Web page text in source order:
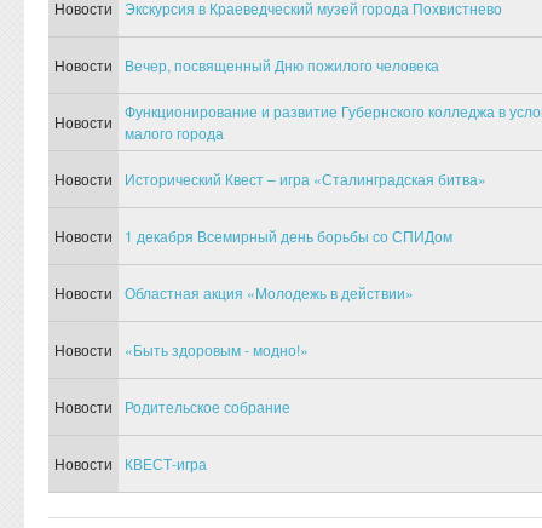
Новости Экскурсия в Краеведческий музей города Похвистнево
Новости Вечер, посвященный Дню пожилого человека
Новости
Функционирование и развитие Губернского колледжа в
малого города
Новости Исторический Квест – игра «Сталинградская битва»
Новости 1 декабря Всемирный день борьбы со СПИДом
Новости Областная акция «Молодежь в действии»
Новости «Быть здоровым - модно!»
Новости Родительское собрание
Новости КВЕСТ-игра